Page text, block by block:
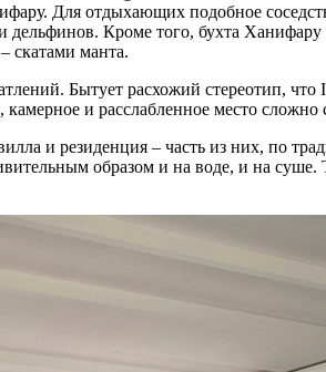
Для отдыхающих подобное
дельфинов. Кроме того, бухта
скатами манта.
Бытует расхожий стереотип,
и расслабленное место сложно
и резиденция – часть из них, по
образом и на воде, и на